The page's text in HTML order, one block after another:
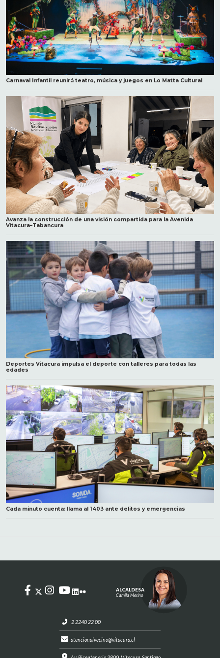
Carnaval Infantil reunirá teatro, música y juegos en Lo Matta Cultural
Avanza la construcción de una visión compartida para la Avenida
Vitacura–Tabancura
Deportes Vitacura impulsa el deporte con talleres para todas las
edades
Cada minuto cuenta: llama al 1403 ante delitos y emergencias
2 2240 22 00
atencionalvecino@vitacura.cl
ALCALDESA
Camila Merino